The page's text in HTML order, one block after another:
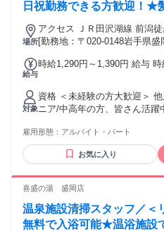
日祝勤務できる方歓迎！★
場所
アクセス ＪＲ田沢湖線 前潟
歩約33分、ＩＧＲいわて銀河
[勤務地：〒020-0148岩手県盛
給与
時給1,290円～1,390円 給与
給 ◆賞与あり・昇給あり（パ
交通費：通勤交通費全額支給
対象
資格 ＜未経験の方大歓迎＞
ニア/中高年の方、皆さん活
副業可（学生以外） 勤務時間の制限：本業と当社での勤務合
計月150時間以内 （うち、当
以内※土日メイン） ＜色々なお仕事経験も活かせます＞ ファ
ント コンビニ / スーパー / デ
雇用形態： アルバイト・パート
お気に入り
喜盛の湯 盛岡店
温泉施設清掃スタッフ／＜
無料で入浴可能★温浴施設